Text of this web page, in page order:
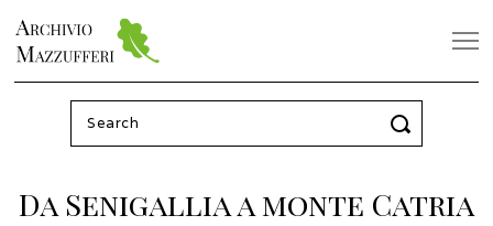
Search
for:
Da Senigallia a monte Catria